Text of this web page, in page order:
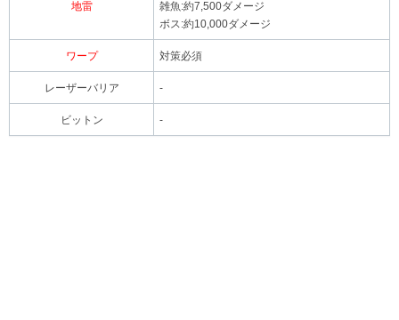
地雷
雑魚:約7,500ダメージ
ボス:約10,000ダメージ
ワープ 対策必須
レーザーバリア -
ビットン -